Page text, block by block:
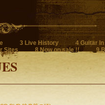
3 Live History 4 Guitar
Sites
8 Now on sale !! 9